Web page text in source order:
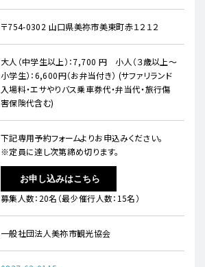
〒754-0302 山口県美祢市美東町赤１２１２
大人（中学生以上）：7,700 円 小人（３歳以上～
小学生）：6,600円（お弁当付き） (サファリランド
入場料・エサやりバス乗車券代・弁当代・旅行傷
害保険代含む)
下記専用予約フォームよりお申込みください。
※定員に達し次第締め切ります。
お申し込みはこちら
募集人数：20名（最少催行人数：15名）
一般社団法人美祢市観光協会